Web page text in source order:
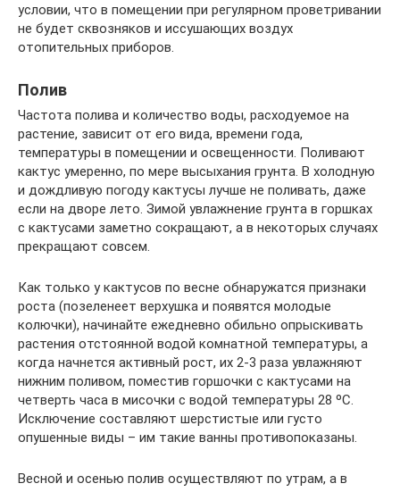
условии, что в помещении при регулярном проветривании
не будет сквозняков и иссушающих воздух
отопительных приборов.
Полив
Частота полива и количество воды, расходуемое на
растение, зависит от его вида, времени года,
температуры в помещении и освещенности. Поливают
кактус умеренно, по мере высыхания грунта. В холодную
и дождливую погоду кактусы лучше не поливать, даже
если на дворе лето. Зимой увлажнение грунта в горшках
с кактусами заметно сокращают, а в некоторых случаях
прекращают совсем.
Как только у кактусов по весне обнаружатся признаки
роста (позеленеет верхушка и появятся молодые
колючки), начинайте ежедневно обильно опрыскивать
растения отстоянной водой комнатной температуры, а
когда начнется активный рост, их 2-3 раза увлажняют
нижним поливом, поместив горшочки с кактусами на
четверть часа в мисочки с водой температуры 28 ºC.
Исключение составляют шерстистые или густо
опушенные виды – им такие ванны противопоказаны.
Весной и осенью полив осуществляют по утрам, а в